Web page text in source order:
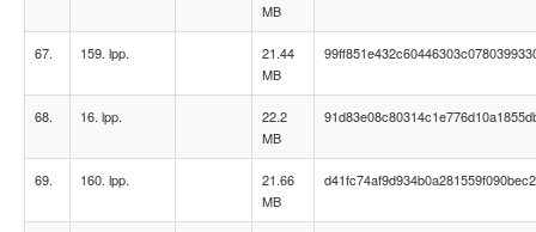
MB
67. 159. lpp.
21.44
MB
68. 16. lpp.
22.2
MB
69. 160. lpp.
21.66
MB